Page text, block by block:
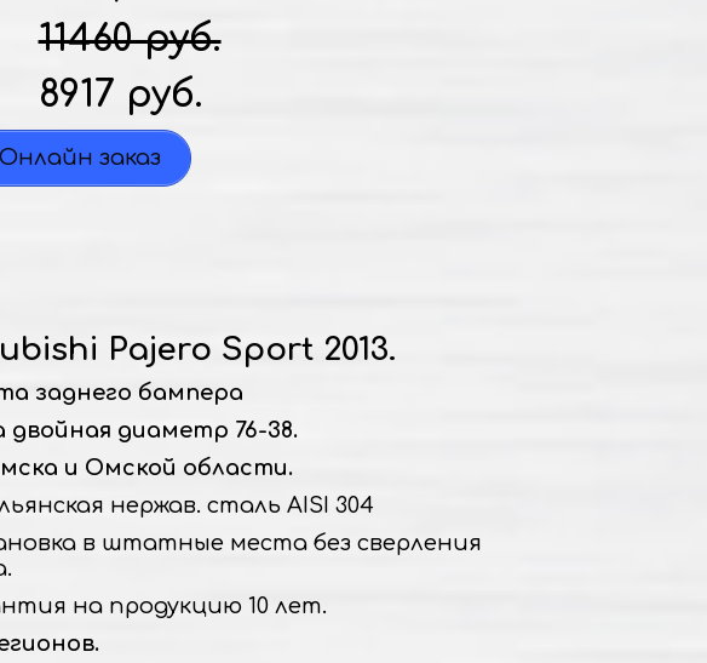
11460 руб.
8917 руб.
Онлайн заказ
Pajero Sport 2013.
заднего бампера
двойная диаметр 76-38.
и Омской области.
нержав. сталь AISI 304
в штатные места без сверления
на продукцию 10 лет.